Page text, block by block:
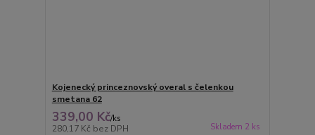
Kojenecký princeznovský overal s čelenkou
smetana 62
339,00 Kč/ks
280,17 Kč bez DPH Skladem 2 ks